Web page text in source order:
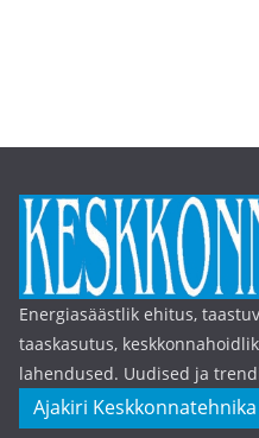
Energiasäästlik ehitus,
taaskasutus,
lahendused. Uudised ja
Ajakiri Keskkonnatehnika